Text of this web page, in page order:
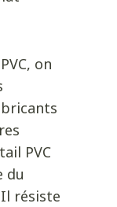
on
PVC
du
résiste